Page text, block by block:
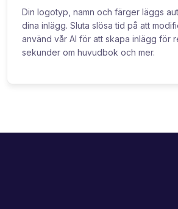
Din logotyp, namn och färger läggs
dina inlägg. Sluta slösa tid på att
använd vår AI för att skapa inlägg för
sekunder om huvudbok och mer.